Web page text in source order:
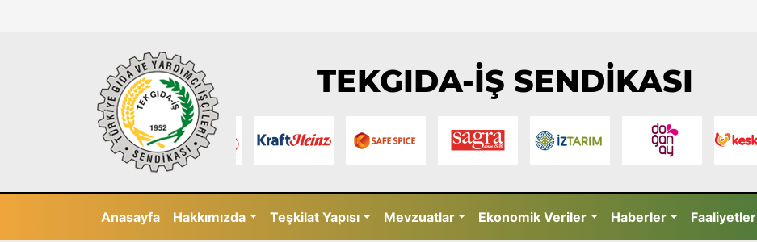
TEKGIDA-İŞ SENDİKASI
Anasayfa Hakkımızda Teşkilat Yapısı Mevzuatlar Ekonomik Veriler Haberler Faaliyetler